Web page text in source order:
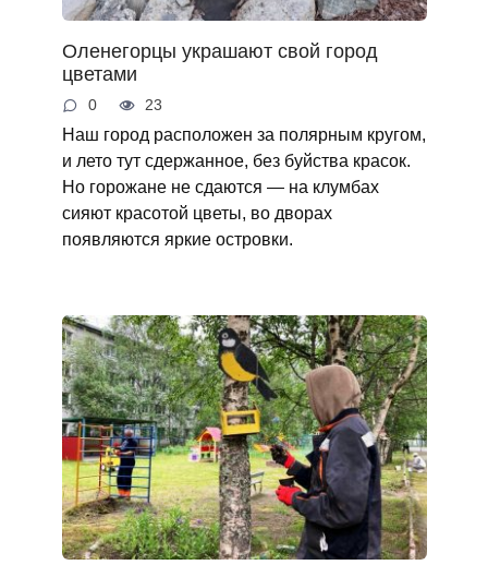
Оленегорцы украшают свой город
цветами
0 23
Наш город расположен за полярным кругом,
и лето тут сдержанное, без буйства красок.
Но горожане не сдаются — на клумбах
сияют красотой цветы, во дворах
появляются яркие островки.